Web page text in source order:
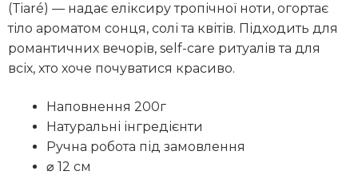
(Tiaré) — надає еліксиру тропічної ноти, огортає
тіло ароматом сонця, солі та квітів. Підходить для
романтичних вечорів, self-care ритуалів та для
всіх, хто хоче почуватися красиво.
Наповнення 200г
Натуральні інгредієнти
Ручна робота під замовлення
⌀ 12 см